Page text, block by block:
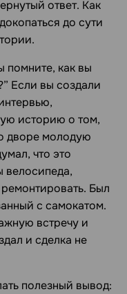
ответ. Как
до сути
помните, как вы
Если вы создали
историю о том,
дворе молодую
что это
велосипеда,
Был
с самокатом.
встречу и
и сделка не
полезный вывод: